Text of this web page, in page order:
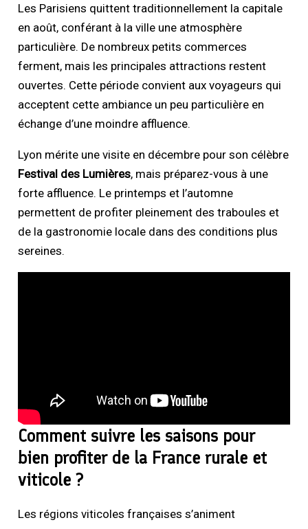
Les Parisiens quittent traditionnellement la capitale
en août, conférant à la ville une atmosphère
particulière. De nombreux petits commerces
ferment, mais les principales attractions restent
ouvertes. Cette période convient aux voyageurs qui
acceptent cette ambiance un peu particulière en
échange d’une moindre affluence.
Lyon mérite une visite en décembre pour son célèbre
Festival des Lumières, mais préparez-vous à une
forte affluence. Le printemps et l’automne
permettent de profiter pleinement des traboules et
de la gastronomie locale dans des conditions plus
sereines.
Comment suivre les saisons pour
bien profiter de la France rurale et
viticole ?
Les régions viticoles françaises s’animent